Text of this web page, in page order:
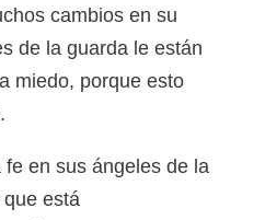
cambios en su
de la guarda le están
miedo, porque esto
en sus ángeles de la
está